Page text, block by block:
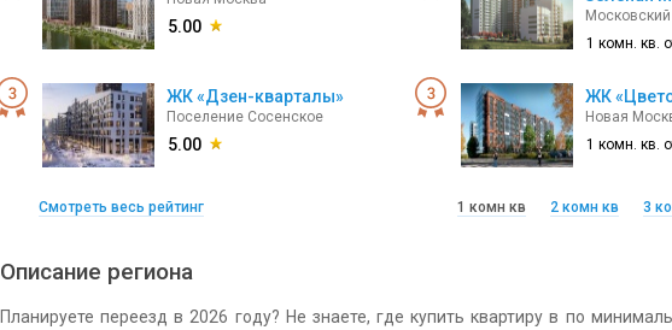
5.00
ЖК «Дзен-кварталы»
Поселение Сосенское
5.00
Смотреть весь рейтинг
Московский
1 комн. кв.
ЖК
Новая
1 комн. кв.
1 комн кв 2 комн кв 3
Описание региона
Планируете переезд в 2026 году? Не знаете, где купить квартиру в по